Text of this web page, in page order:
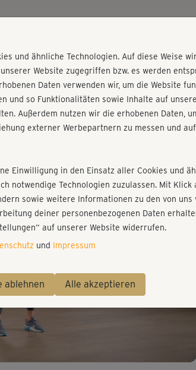
und ähnliche Technologien. Auf diese Weise
Website zugegriffen bzw. es werden
Daten verwenden wir, um die Website
und so Funktionalitäten sowie Inhalte auf
Außerdem nutzen wir die erhobenen Daten,
externer Werbepartnern zu messen und
Einwilligung in den Einsatz aller Cookies und
notwendige Technologien zuzulassen. Mit
sowie weitere Informationen zu den von uns
deiner personenbezogenen Daten
auf unserer Website widerrufen.
und Impressum
ablehnen Alle akzeptieren